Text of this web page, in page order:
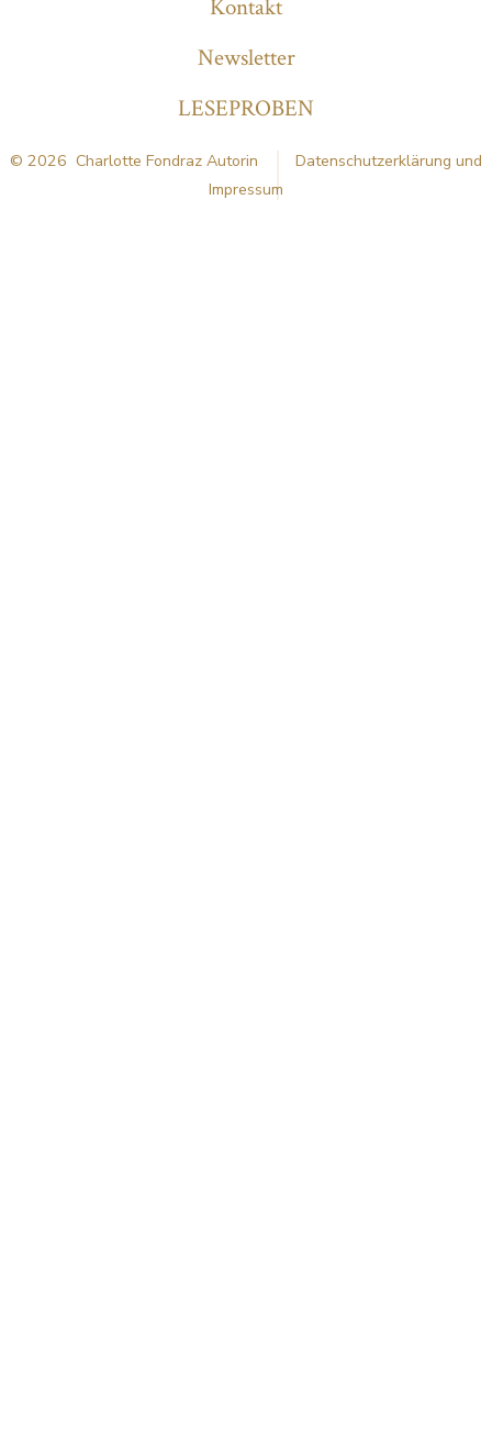
Kontakt
Newsletter
LESEPROBEN
© 2026 Charlotte Fondraz Autorin
Datenschutzerklärung und
Impressum